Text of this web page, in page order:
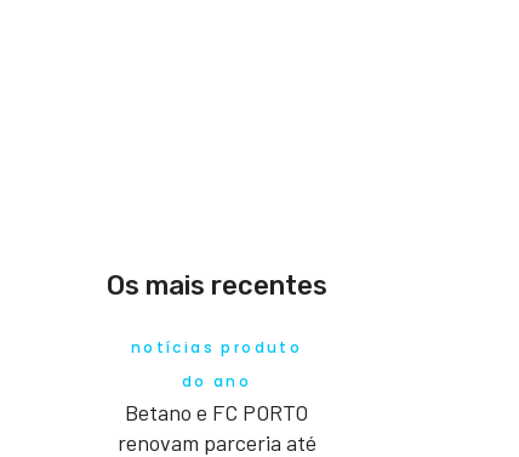
Os mais recentes
notícias produto
do ano
Betano e FC PORTO
renovam parceria até